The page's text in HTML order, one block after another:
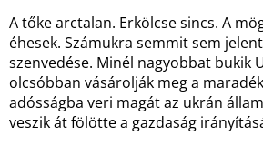
A tőke arctalan. Erkölcse sincs. A
éhesek. Számukra semmit sem
szenvedése. Minél nagyobbat bukik
olcsóbban vásárolják meg a
adósságba veri magát az ukrán
veszik át fölötte a gazdaság